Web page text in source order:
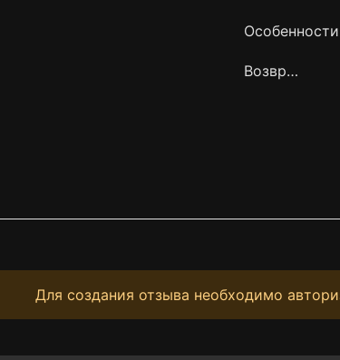
Возвр…
Для создания отзыва необходимо